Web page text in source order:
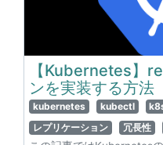
【Kubernetes】
ンを実装する方法
kubernetes kubectl
レプリケーション
冗長性